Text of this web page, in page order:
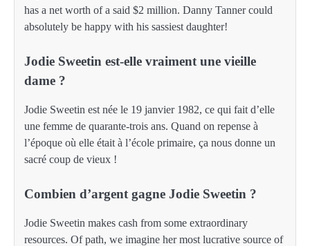
has a net worth of a said $2 million. Danny Tanner could
absolutely be happy with his sassiest daughter!
Jodie Sweetin est-elle vraiment une vieille
dame ?
Jodie Sweetin est née le 19 janvier 1982, ce qui fait d’elle
une femme de quarante-trois ans. Quand on repense à
l’époque où elle était à l’école primaire, ça nous donne un
sacré coup de vieux !
Combien d’argent gagne Jodie Sweetin ?
Jodie Sweetin makes cash from some extraordinary
resources. Of path, we imagine her most lucrative source of